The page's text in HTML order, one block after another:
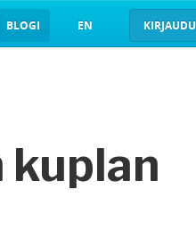
BLOGI EN KIRJAUDU
kuplan